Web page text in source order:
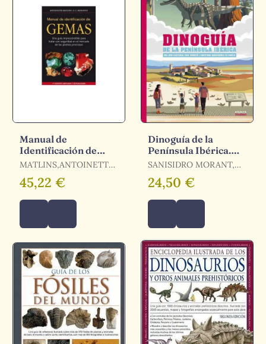
Manual de
Identificación de
Gemas
MATLINS,ANTOINETTE
/ BONANNO, ANTONIO
C.
45,22 €
Dinoguía de la
Península Ibérica.
Una Guía Ilustrada
nuestros Din
SANISIDRO MORANT,
ÓSCAR
24,50 €